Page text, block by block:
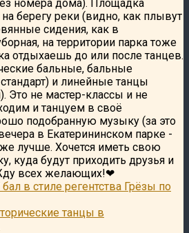
номера дома). Площадка
берегу реки (видно, как плывут
сидения, как в
на территории парка тоже
отдыхаешь до или после танцев.
бальные, бальные
и линейные танцы
Это не мастер-классы и не
и танцуем в своё
подобранную музыку (за это
в Екатерининском парке -
лучше. Хочется иметь свою
куда будут приходить друзья и
всех желающих!❤
бал в стиле регентства Грёзы по
танцы в